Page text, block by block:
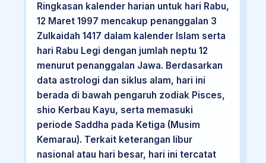
Ringkasan kalender harian untuk hari Rabu,
12 Maret 1997 mencakup penanggalan 3
Zulkaidah 1417 dalam kalender Islam serta
hari Rabu Legi dengan jumlah neptu 12
menurut penanggalan Jawa. Berdasarkan
data astrologi dan siklus alam, hari ini
berada di bawah pengaruh zodiak Pisces,
shio Kerbau Kayu, serta memasuki
periode Saddha pada Ketiga (Musim
Kemarau). Terkait keterangan libur
nasional atau hari besar, hari ini tercatat